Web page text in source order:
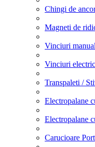
Chingi de
Magneti de
Vinciuri
Vinciuri
Transpaleti /
Electropalane
Electropalane
Carucioare